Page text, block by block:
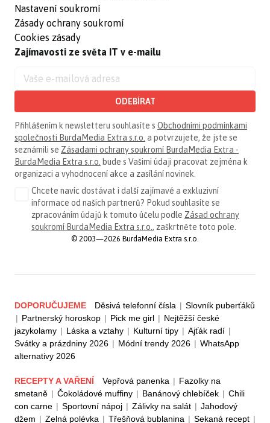
Nastavení soukromí
Zásady ochrany soukromí
Cookies zásady
Zajímavosti ze světa IT v e-mailu
ODEBÍRAT
Přihlášením k newsletteru souhlasíte s Obchodními podmínkami
společnosti BurdaMedia Extra s.r.o. a potvrzujete, že jste se
seznámili se Zásadami ochrany soukromí BurdaMedia Extra -
BurdaMedia Extra s.r.o. bude s Vašimi údaji pracovat zejména k
organizaci a vyhodnocení akce a zasílání novinek.
Chcete navíc dostávat i další zajímavé a exkluzivní
informace od našich partnerů? Pokud souhlasíte se
zpracováním údajů k tomuto účelu podle Zásad ochrany
soukromí BurdaMedia Extra s.r.o. , zaškrtněte toto pole.
© 2003—2026 BurdaMedia Extra s.r.o.
DOPORUČUJEME Děsivá telefonní čísla | Slovník puberťáků
| Partnerský horoskop | Pick me girl | Nejtěžší české
jazykolamy | Láska a vztahy | Kulturní tipy | Ajťák radí |
Svátky a prázdniny 2026 | Módní trendy 2026 | WhatsApp
alternativy 2026
RECEPTY A VAŘENÍ Vepřová panenka | Fazolky na
smetaně | Čokoládové muffiny | Banánový chlebíček | Chili
con carne | Sportovní nápoj | Zálivky na salát | Jahodový
džem | Zelná polévka | Třešňová bublanina | Sekaná recept |